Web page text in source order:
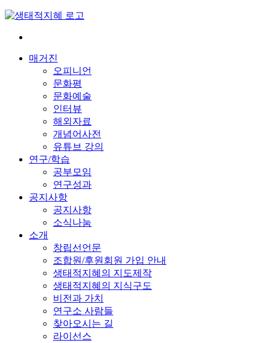
Skip
content
매거진
오피니언
문화평
문화예술
인터뷰
해외자료
개념어사전
유튜브 강의
연구/학습
공부모임
연구성과
공지사항
공지사항
소식나눔
소개
창립선언문
조합원/후원회원 가입 안내
생태적지혜의 지도제작
생태적지혜의 지식구도
비전과 가치
연구소 사람들
찾아오시는 길
라이선스